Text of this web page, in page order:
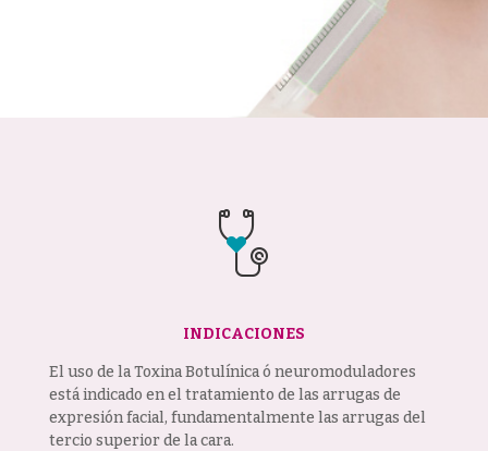
INDICACIONES
El uso de la Toxina Botulínica ó neuromoduladores
está indicado en el tratamiento de las arrugas de
expresión facial, fundamentalmente las arrugas del
tercio superior de la cara.